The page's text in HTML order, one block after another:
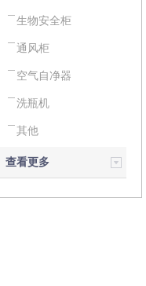
生物安全柜
通风柜
空气自净器
洗瓶机
其他
查看更多